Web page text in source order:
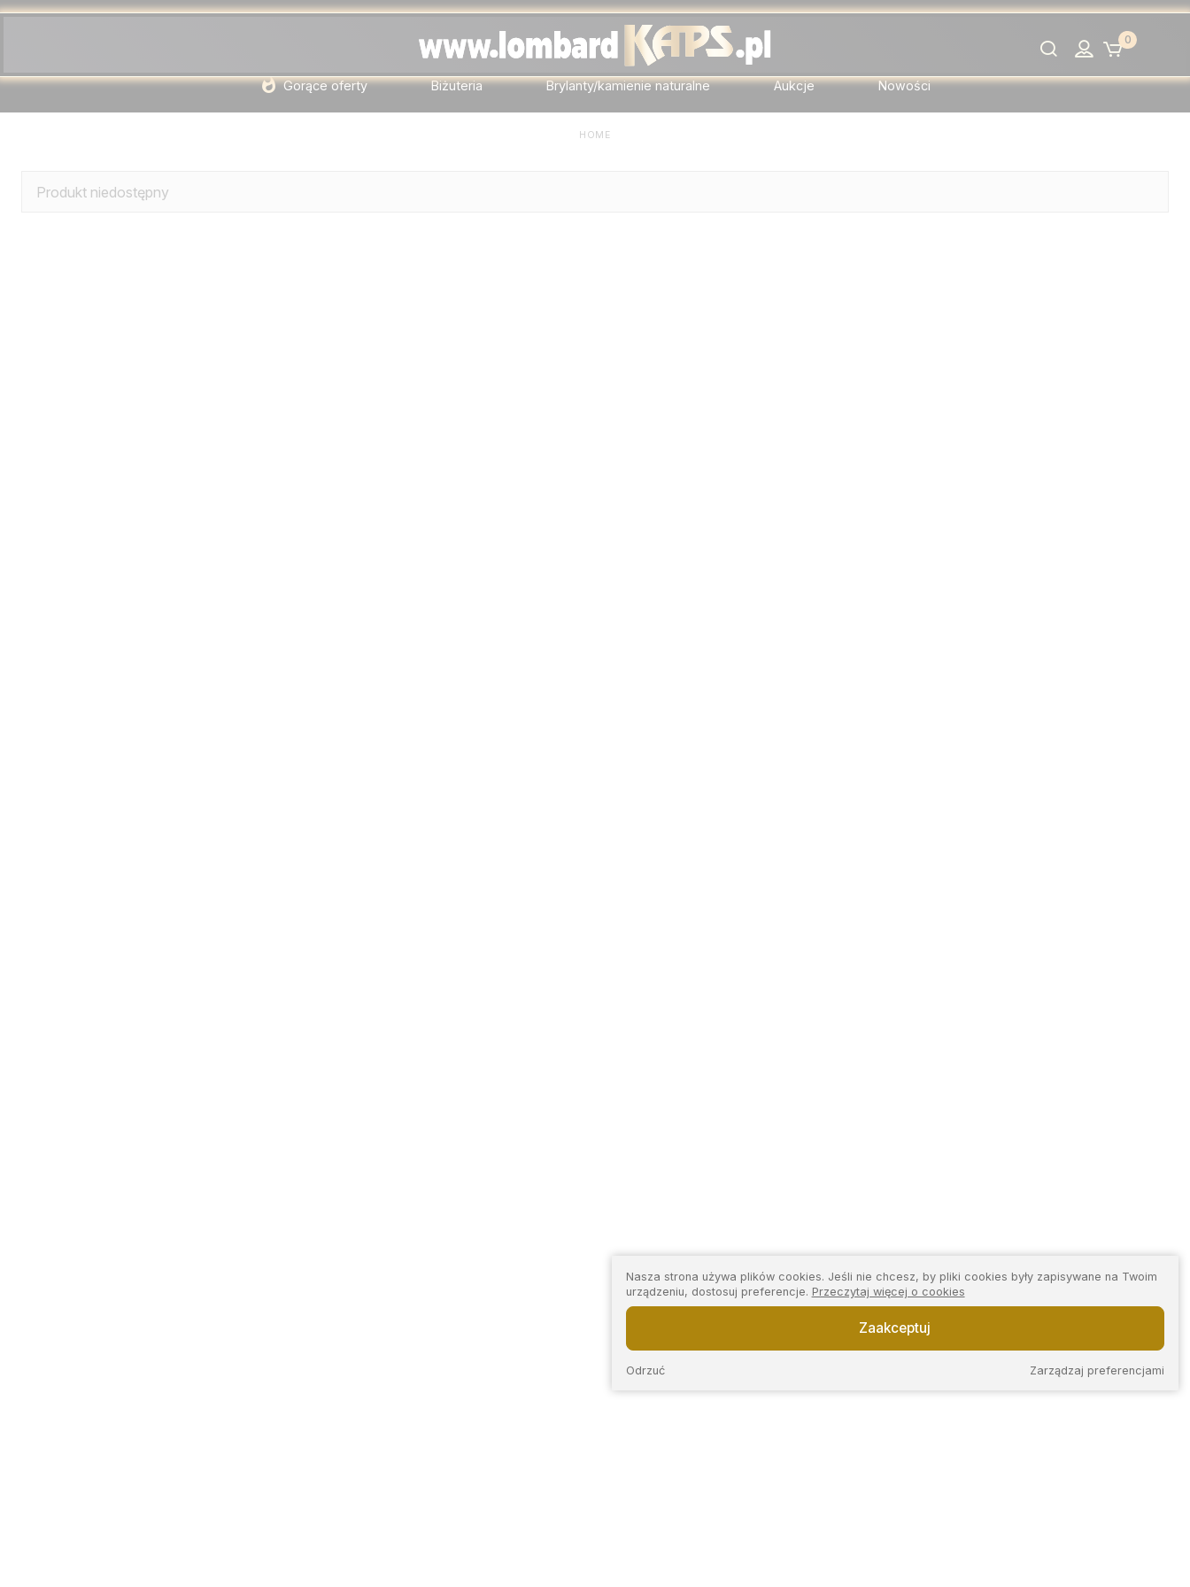
Szukaj
0
Gorące oferty Biżuteria Brylanty/kamienie naturalne Aukcje Nowości
HOME
Produkt niedostępny
Nasza strona używa plików cookies. Jeśli nie chcesz, by pliki cookies były zapisywane na Twoim
urządzeniu, dostosuj preferencje. Przeczytaj więcej o cookies
Zaakceptuj
Zarządzaj preferencjami
Odrzuć